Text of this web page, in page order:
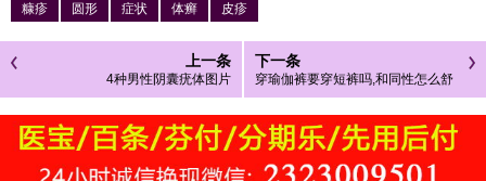
糠疹 圆形 症状 体癣 皮疹
上一条
4种男性阴囊疣体图片
下一条
穿瑜伽裤要穿短裤吗,和同性怎么舒
服怎么穿身边有异性就要穿